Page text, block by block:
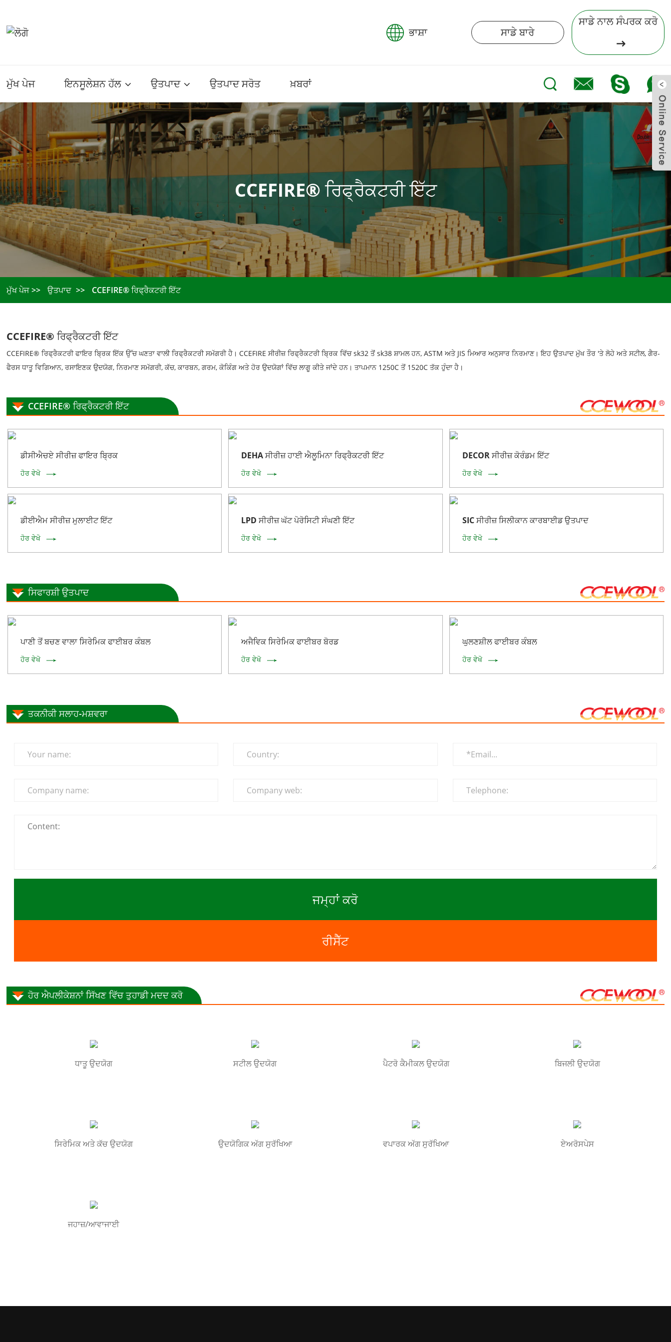
ਭਾਸ਼ਾ ਸਾਡੇ ਬਾਰੇ
ਸਾਡੇ ਨਾਲ ਸੰਪਰਕ ਕਰੋ
ਮੁੱਖ ਪੇਜ ਇਨਸੂਲੇਸ਼ਨ ਹੱਲ ਉਤਪਾਦ ਉਤਪਾਦ ਸਰੋਤ ਖ਼ਬਰਾਂ
CCEFIRE® ਰਿਫ੍ਰੈਕਟਰੀ ਇੱਟ
ਮੁੱਖ ਪੇਜ ਉਤਪਾਦ CCEFIRE® ਰਿਫ੍ਰੈਕਟਰੀ ਇੱਟ
CCEFIRE® ਰਿਫ੍ਰੈਕਟਰੀ ਇੱਟ
CCEFIRE® ਰਿਫ੍ਰੈਕਟਰੀ ਫਾਇਰ ਬ੍ਰਿਕ ਇੱਕ ਉੱਚ ਘਣਤਾ ਵਾਲੀ ਰਿਫ੍ਰੈਕਟਰੀ ਸਮੱਗਰੀ ਹੈ। CCEFIRE ਸੀਰੀਜ਼ ਰਿਫ੍ਰੈਕਟਰੀ ਬ੍ਰਿਕ ਵਿੱਚ sk32 ਤੋਂ sk38 ਸ਼ਾਮਲ ਹਨ, ASTM ਅਤੇ JIS ਮਿਆਰ ਅਨੁਸਾਰ ਨਿਰਮਾਣ। ਇਹ ਉਤਪਾਦ ਮੁੱਖ ਤੌਰ 'ਤੇ ਲੋਹੇ ਅਤੇ ਸਟੀਲ, ਗੈਰ-
ਫੈਰਸ ਧਾਤੂ ਵਿਗਿਆਨ, ਰਸਾਇਣਕ ਉਦਯੋਗ, ਨਿਰਮਾਣ ਸਮੱਗਰੀ, ਕੱਚ, ਕਾਰਬਨ, ਗਰਮ, ਕੋਕਿੰਗ ਅਤੇ ਹੋਰ ਉਦਯੋਗਾਂ ਵਿੱਚ ਲਾਗੂ ਕੀਤੇ ਜਾਂਦੇ ਹਨ। ਤਾਪਮਾਨ 1250C ਤੋਂ 1520C ਤੱਕ ਹੁੰਦਾ ਹੈ।
CCEFIRE® ਰਿਫ੍ਰੈਕਟਰੀ ਇੱਟ
ਡੀਸੀਐਚਏ ਸੀਰੀਜ਼ ਫਾਇਰ ਬ੍ਰਿਕ
ਹੋਰ ਵੇਖੋ
DEHA ਸੀਰੀਜ਼ ਹਾਈ ਐਲੂਮਿਨਾ ਰਿਫ੍ਰੈਕਟਰੀ ਇੱਟ
ਹੋਰ ਵੇਖੋ
DECOR ਸੀਰੀਜ਼ ਕੋਰੰਡਮ ਇੱਟ
ਹੋਰ ਵੇਖੋ
ਡੀਈਐਮ ਸੀਰੀਜ਼ ਮੁਲਾਈਟ ਇੱਟ
ਹੋਰ ਵੇਖੋ
LPD ਸੀਰੀਜ਼ ਘੱਟ ਪੋਰੋਸਿਟੀ ਸੰਘਣੀ ਇੱਟ
ਹੋਰ ਵੇਖੋ
SIC ਸੀਰੀਜ਼ ਸਿਲੀਕਾਨ ਕਾਰਬਾਈਡ ਉਤਪਾਦ
ਹੋਰ ਵੇਖੋ
ਸਿਫਾਰਸ਼ੀ ਉਤਪਾਦ
ਪਾਣੀ ਤੋਂ ਬਚਣ ਵਾਲਾ ਸਿਰੇਮਿਕ ਫਾਈਬਰ ਕੰਬਲ
ਹੋਰ ਵੇਖੋ
ਅਜੈਵਿਕ ਸਿਰੇਮਿਕ ਫਾਈਬਰ ਬੋਰਡ
ਹੋਰ ਵੇਖੋ
ਘੁਲਣਸ਼ੀਲ ਫਾਈਬਰ ਕੰਬਲ
ਹੋਰ ਵੇਖੋ
ਤਕਨੀਕੀ ਸਲਾਹ-ਮਸ਼ਵਰਾ
ਜਮ੍ਹਾਂ ਕਰੋ
ਰੀਸੈੱਟ
ਹੋਰ ਐਪਲੀਕੇਸ਼ਨਾਂ ਸਿੱਖਣ ਵਿੱਚ ਤੁਹਾਡੀ ਮਦਦ ਕਰੋ
ਧਾਤੂ ਉਦਯੋਗ ਸਟੀਲ ਉਦਯੋਗ ਪੈਟਰੋ ਕੈਮੀਕਲ ਉਦਯੋਗ ਬਿਜਲੀ ਉਦਯੋਗ
ਸਿਰੇਮਿਕ ਅਤੇ ਕੱਚ ਉਦਯੋਗ ਉਦਯੋਗਿਕ ਅੱਗ ਸੁਰੱਖਿਆ ਵਪਾਰਕ ਅੱਗ ਸੁਰੱਖਿਆ ਏਅਰੋਸਪੇਸ
ਜਹਾਜ਼/ਆਵਾਜਾਈ